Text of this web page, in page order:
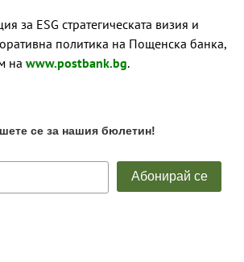
за ESG стратегическата визия и
политика на Пощенска банка,
на www.postbank.bg.